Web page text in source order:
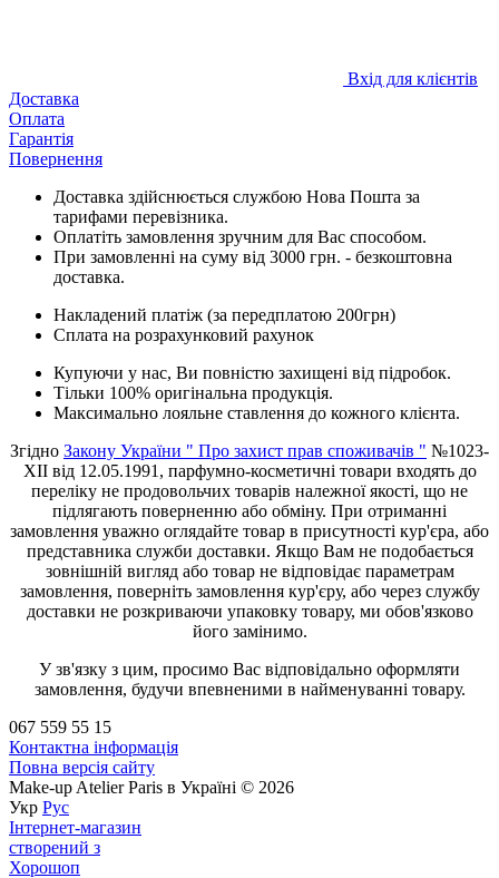
Вхід для клієнтів
Доставка
Оплата
Гарантія
Повернення
Доставка здійснюється службою Нова Пошта за
тарифами перевізника.
Оплатіть замовлення зручним для Вас способом.
При замовленні на суму від 3000 грн. - безкоштовна
доставка.
Накладений платіж (за передплатою 200грн)
Сплата на розрахунковий рахунок
Купуючи у нас, Ви повністю захищені від підробок.
Тільки 100% оригінальна продукція.
Максимально лояльне ставлення до кожного клієнта.
Згідно Закону України " Про захист прав споживачів " №1023-
XII від 12.05.1991, парфумно-косметичні товари входять до
переліку не продовольчих товарів належної якості, що не
підлягають поверненню або обміну. При отриманні
замовлення уважно оглядайте товар в присутності кур'єра, або
представника служби доставки. Якщо Вам не подобається
зовнішній вигляд або товар не відповідає параметрам
замовлення, поверніть замовлення кур'єру, або через службу
доставки не розкриваючи упаковку товару, ми обов'язково
його замінимо.
У зв'язку з цим, просимо Вас відповідально оформляти
замовлення, будучи впевненими в найменуванні товару.
067 559 55 15
Контактна інформація
Повна версія сайту
Make-up Atelier Paris в Україні © 2026
Укр Рус
Інтернет-магазин
створений з
Хорошоп